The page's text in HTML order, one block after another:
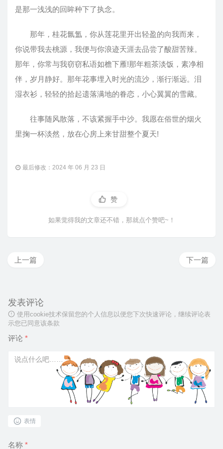
是那一浅浅的回眸种下了执念。
那年，桂花氤氲，你从莲花里开出轻盈的向我而来，
你说带我去桃源，我便与你浪迹天涯去品尝了酸甜苦辣。
那年，你常与我窃窃私语如檐下雁!那年粗茶淡饭，素净相
伴，岁月静好。那年花事埋入时光的流沙，渐行渐远。泪
湿衣衫，轻轻的拾起遗落满地的眷恋，小心翼翼的雪藏。
往事随风散落，不该紧握手中沙。我愿在俗世的烟火
里掬一杯淡然，放在心房上来甘甜整个夏天!
最后修改：2024 年 06 月 23 日
赞
如果觉得我的文章还不错，那就点个赞吧~！
下一篇
上一篇
发表评论
使用cookie技术保留您的个人信息以便您下次快速评论，继续评论表
示您已同意该条款
评论 *
表情
名称 *